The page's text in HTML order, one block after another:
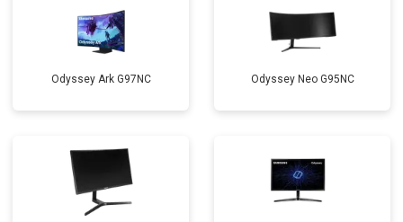
Odyssey Ark G97NC Odyssey Neo G95NC